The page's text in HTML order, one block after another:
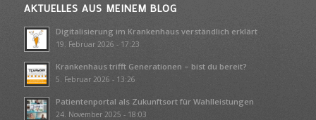
AKTUELLES AUS MEINEM BLOG
Digitalisierung im Krankenhaus verständlich erklärt
19. Februar 2026 - 17:23
Krankenhaus trifft Generationen – bist du bereit?
5. Februar 2026 - 13:26
Patientenportal als Zukunftsort für Wahlleistungen
24. November 2025 - 18:03